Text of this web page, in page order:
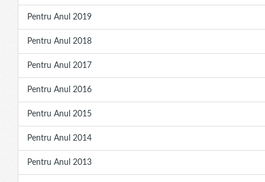
Pentru Anul 2019
Pentru Anul 2018
Pentru Anul 2017
Pentru Anul 2016
Pentru Anul 2015
Pentru Anul 2014
Pentru Anul 2013